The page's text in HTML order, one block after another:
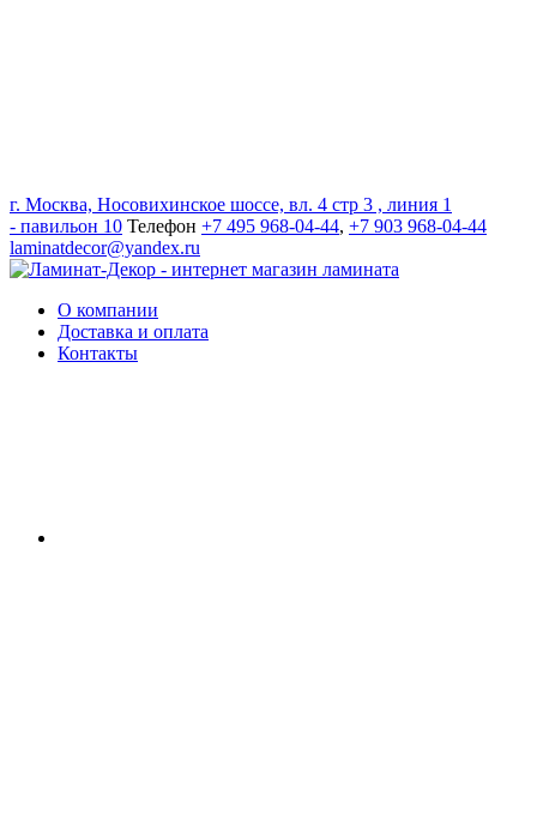
г. Москва, Носовихинское шоссе, вл. 4 стр 3 , линия 1
- павильон 10 Телефон +7 495 968-04-44, +7 903 968-04-44
laminatdecor@yandex.ru
О компании
Доставка и оплата
Контакты